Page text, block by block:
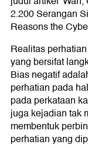
2.200 Serangan
Reasons the
Realitas
yang bersifat
Bias negatif
perhatian pada
pada perkataan
juga kejadian tak
membentuk
perhatian yang